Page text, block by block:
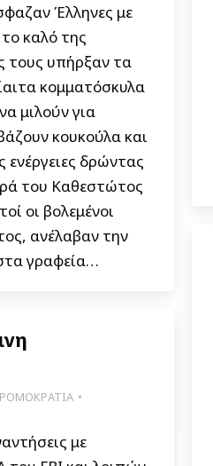
Έλληνες με
καλό της
τους υπήρξαν τα
κομματόσκυλα
μιλούν για
κουκούλα και
δρώντας
του Καθεστώτος
οι βολεμένοι
ανέλαβαν την
γραφεία…
με